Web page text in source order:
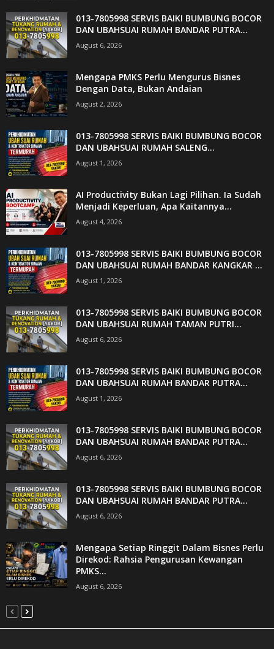
013-7805998 SERVIS BAIKI BUMBUNG BOCOR
DAN UBAHSUAI RUMAH BANDAR PUTRA...
August 6, 2026
Mengapa PMKS Perlu Mengurus Bisnes
Dengan Data, Bukan Andaian
August 2, 2026
013-7805998 SERVIS BAIKI BUMBUNG BOCOR
DAN UBAHSUAI RUMAH SALENG...
August 1, 2026
AI Productivity Bukan Lagi Pilihan. Ia Sudah
Menjadi Keperluan, Apa Kaitannya...
August 4, 2026
013-7805998 SERVIS BAIKI BUMBUNG BOCOR
DAN UBAHSUAI RUMAH BANDAR KANGKAR ...
August 1, 2026
013-7805998 SERVIS BAIKI BUMBUNG BOCOR
DAN UBAHSUAI RUMAH TAMAN PUTRI...
August 6, 2026
013-7805998 SERVIS BAIKI BUMBUNG BOCOR
DAN UBAHSUAI RUMAH BANDAR PUTRA...
August 1, 2026
013-7805998 SERVIS BAIKI BUMBUNG BOCOR
DAN UBAHSUAI RUMAH BANDAR PUTRA...
August 6, 2026
013-7805998 SERVIS BAIKI BUMBUNG BOCOR
DAN UBAHSUAI RUMAH BANDAR PUTRA...
August 6, 2026
Mengapa Setiap Ringgit Dalam Bisnes Perlu
Direkod: Rahsia Pengurusan Kewangan
PMKS...
August 6, 2026